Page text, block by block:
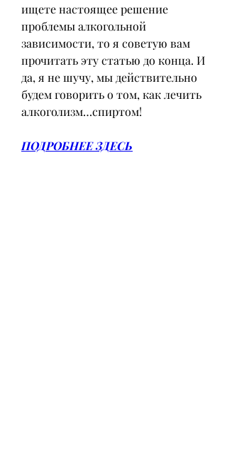
ищете настоящее решение
проблемы алкогольной
зависимости, то я советую вам
прочитать эту статью до конца. И
да, я не шучу, мы действительно
будем говорить о том, как лечить
алкоголизм…спиртом!
ПОДРОБНЕЕ ЗДЕСЬ